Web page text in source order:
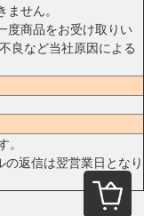
せん。
度商品をお受け取りい
良など当社原因による
返信は翌営業日となり